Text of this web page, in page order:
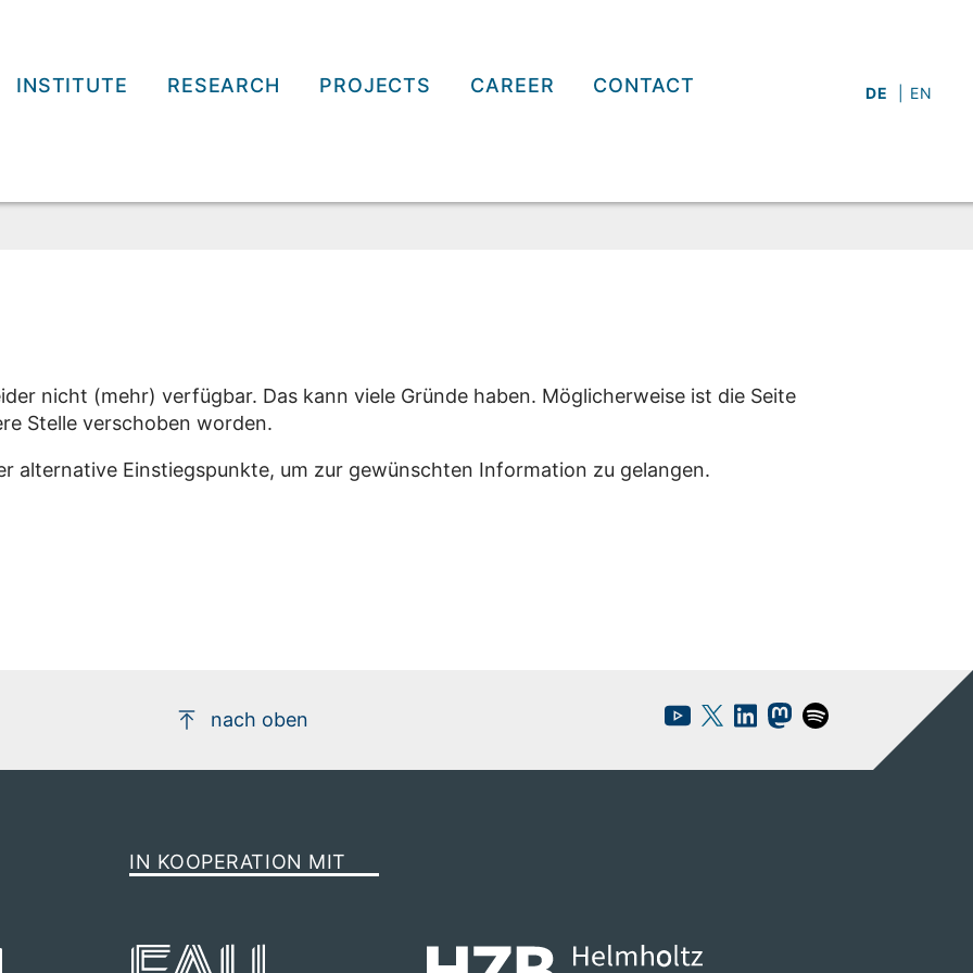
INSTITUTE RESEARCH PROJECTS CAREER CONTACT DE EN
nicht (mehr) verfügbar. Das kann viele Gründe haben. Möglicherweise ist die Seite
Stelle verschoben worden.
alternative Einstiegspunkte, um zur gewünschten Information zu gelangen.
nach oben
IN KOOPERATION MIT